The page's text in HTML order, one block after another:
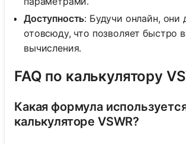
Доступность: Будучи онлайн, они
отовсюду, что позволяет быстро
вычисления.
FAQ по калькулятору
Какая формула
калькуляторе VSWR?